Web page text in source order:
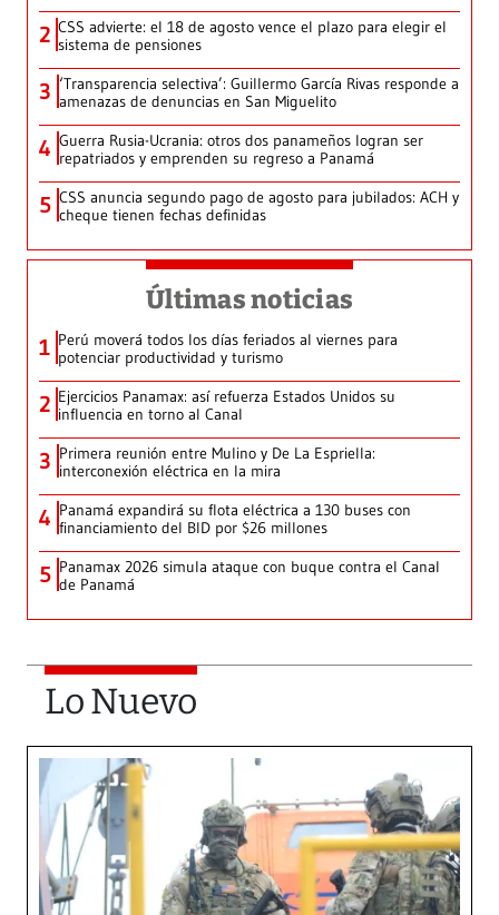
2 CSS advierte: el 18 de agosto vence el plazo para elegir el
sistema de pensiones
3 ‘Transparencia selectiva’: Guillermo García Rivas responde a
amenazas de denuncias en San Miguelito
4 Guerra Rusia-Ucrania: otros dos panameños logran ser
repatriados y emprenden su regreso a Panamá
5 CSS anuncia segundo pago de agosto para jubilados: ACH y
cheque tienen fechas definidas
Últimas noticias
1 Perú moverá todos los días feriados al viernes para
potenciar productividad y turismo
2 Ejercicios Panamax: así refuerza Estados Unidos su
influencia en torno al Canal
3 Primera reunión entre Mulino y De La Espriella:
interconexión eléctrica en la mira
4 Panamá expandirá su flota eléctrica a 130 buses con
financiamiento del BID por $26 millones
5 Panamax 2026 simula ataque con buque contra el Canal
de Panamá
Lo Nuevo